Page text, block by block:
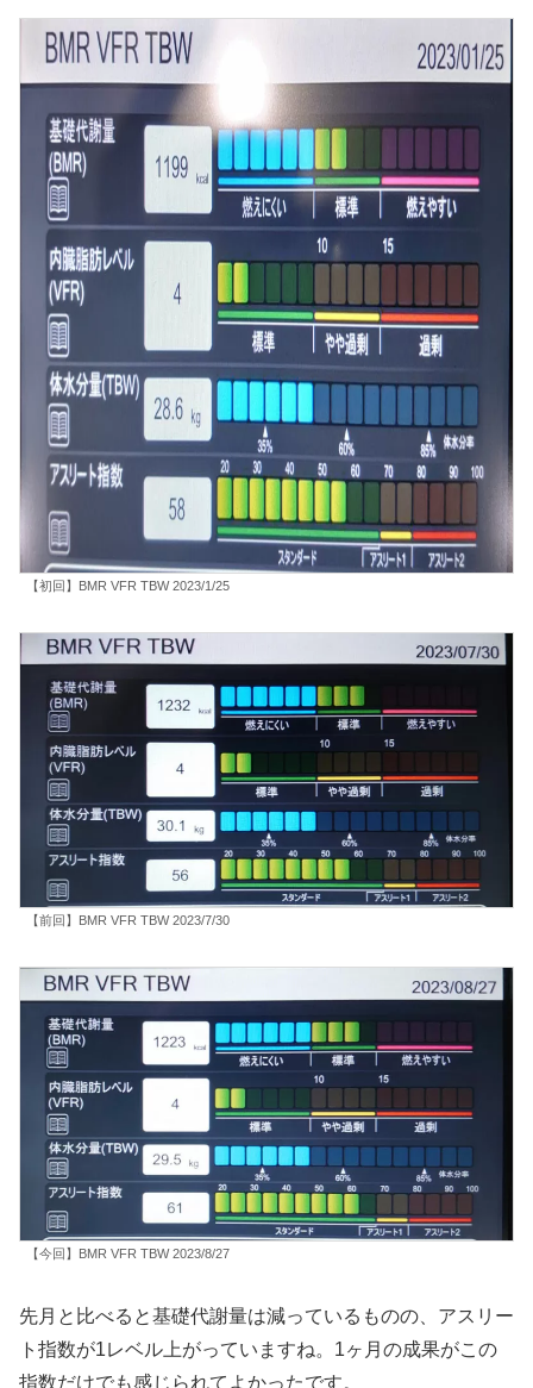
【初回】BMR VFR TBW 2023/1/25
【前回】BMR VFR TBW 2023/7/30
【今回】BMR VFR TBW 2023/8/27
先月と比べると基礎代謝量は減っているものの、アスリー
ト指数が1レベル上がっていますね。1ヶ月の成果がこの
指数だけでも感じられてよかったです。